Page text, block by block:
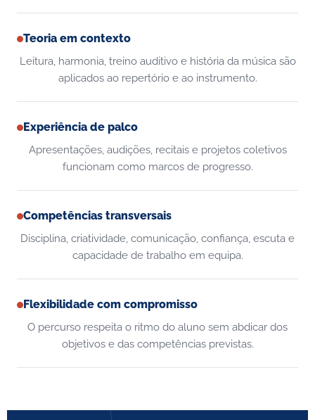
Teoria em contexto
Leitura, harmonia, treino auditivo e história da música são
aplicados ao repertório e ao instrumento.
Experiência de palco
Apresentações, audições, recitais e projetos coletivos
funcionam como marcos de progresso.
Competências transversais
Disciplina, criatividade, comunicação, confiança, escuta e
capacidade de trabalho em equipa.
Flexibilidade com compromisso
O percurso respeita o ritmo do aluno sem abdicar dos
objetivos e das competências previstas.